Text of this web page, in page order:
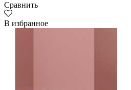
Сравнить
В избранное